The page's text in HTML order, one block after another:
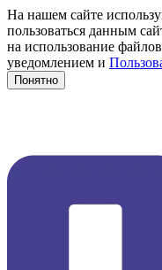
На нашем сайте
пользоваться данным
на использование
уведомлением и
Понятно